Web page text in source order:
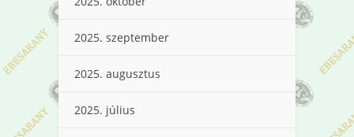
2025. szeptember
2025. augusztus
2025. július